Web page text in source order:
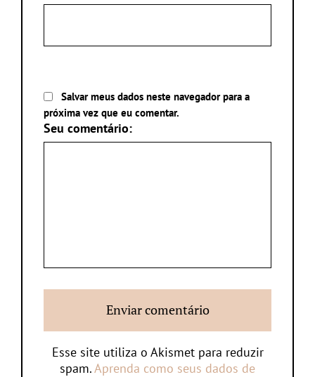
Salvar meus dados neste navegador para a
próxima vez que eu comentar.
Seu comentário:
Esse site utiliza o Akismet para reduzir
spam.Aprenda como seus dados de